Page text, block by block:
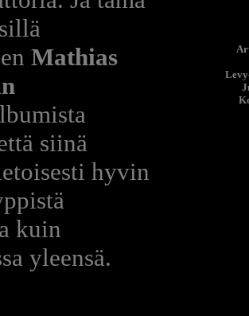
Mathias
siinä
hyvin
kuin
yleensä.